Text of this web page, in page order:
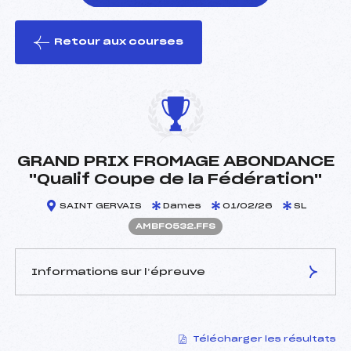
le ski
Retour aux courses
GRAND PRIX FROMAGE ABONDANCE
"Qualif Coupe de la Fédération"
SAINT GERVAIS Dames 01/02/26 SL
AMBF0532.FFS
Informations sur l’épreuve
CORTINOVIS JOSEPH
Télécharger les résultats